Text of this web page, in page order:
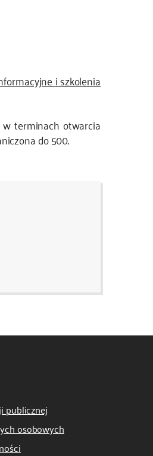
i szkolenia
w terminach otwarcia
do 500.
publicznej
osobowych